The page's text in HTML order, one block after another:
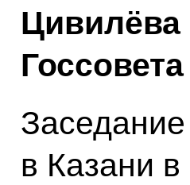
Цивилёва
в Казани в